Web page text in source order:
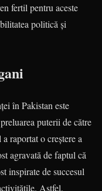
fertil pentru aceste
politică și
în Pakistan este
puterii de către
raportat o creștere a
agravată de faptul că
inspirate de succesul
Astfel,